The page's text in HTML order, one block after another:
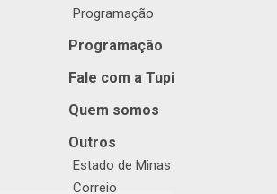
Programação
Programação
Fale com a Tupi
Quem somos
Outros
Estado de Minas
Correio